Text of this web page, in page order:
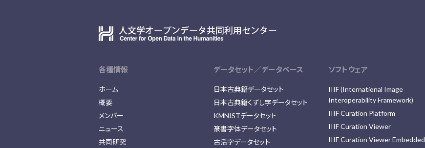
各種情報
ホーム
概要
メンバー
ニュース
共同研究
データセット／データベース
日本古典籍データセット
日本古典籍くずし字データセット
KMNISTデータセット
篆書字体データセット
古活字データセット
ソフトウェア
IIIF (International Image
Interoperability Framework)
IIIF Curation Platform
IIIF Curation Viewer
IIIF Curation Viewer Embedded